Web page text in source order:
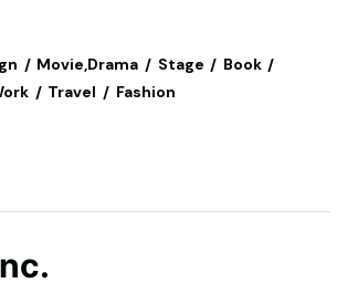
Movie,Drama Stage
Book
Travel Fashion